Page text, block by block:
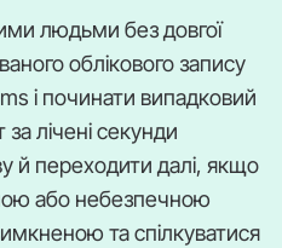
людьми без довгої
облікового запису
і починати випадковий
лічені секунди
й переходити далі, якщо
або небезпечною
та спілкуватися